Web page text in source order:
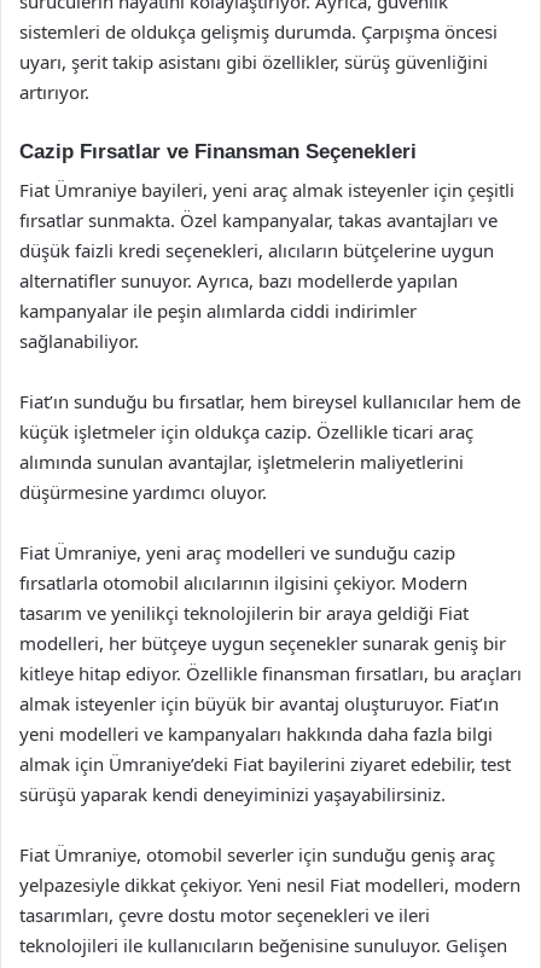
sistemleri de oldukça gelişmiş durumda. Çarpışma öncesi
uyarı, şerit takip asistanı gibi özellikler, sürüş güvenliğini
artırıyor.
Cazip Fırsatlar ve Finansman Seçenekleri
Fiat Ümraniye bayileri, yeni araç almak isteyenler için çeşitli
fırsatlar sunmakta. Özel kampanyalar, takas avantajları ve
düşük faizli kredi seçenekleri, alıcıların bütçelerine uygun
alternatifler sunuyor. Ayrıca, bazı modellerde yapılan
kampanyalar ile peşin alımlarda ciddi indirimler
sağlanabiliyor.
Fiat’ın sunduğu bu fırsatlar, hem bireysel kullanıcılar hem de
küçük işletmeler için oldukça cazip. Özellikle ticari araç
alımında sunulan avantajlar, işletmelerin maliyetlerini
düşürmesine yardımcı oluyor.
Fiat Ümraniye, yeni araç modelleri ve sunduğu cazip
fırsatlarla otomobil alıcılarının ilgisini çekiyor. Modern
tasarım ve yenilikçi teknolojilerin bir araya geldiği Fiat
modelleri, her bütçeye uygun seçenekler sunarak geniş bir
kitleye hitap ediyor. Özellikle finansman fırsatları, bu araçları
almak isteyenler için büyük bir avantaj oluşturuyor. Fiat’ın
yeni modelleri ve kampanyaları hakkında daha fazla bilgi
almak için Ümraniye’deki Fiat bayilerini ziyaret edebilir, test
sürüşü yaparak kendi deneyiminizi yaşayabilirsiniz.
Fiat Ümraniye, otomobil severler için sunduğu geniş araç
yelpazesiyle dikkat çekiyor. Yeni nesil Fiat modelleri, modern
tasarımları, çevre dostu motor seçenekleri ve ileri
teknolojileri ile kullanıcıların beğenisine sunuluyor. Gelişen